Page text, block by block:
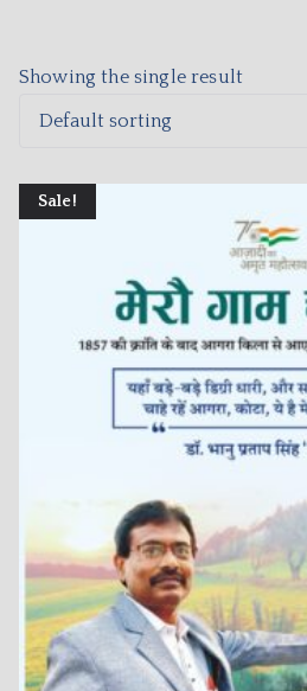
Showing the single result
Sale!